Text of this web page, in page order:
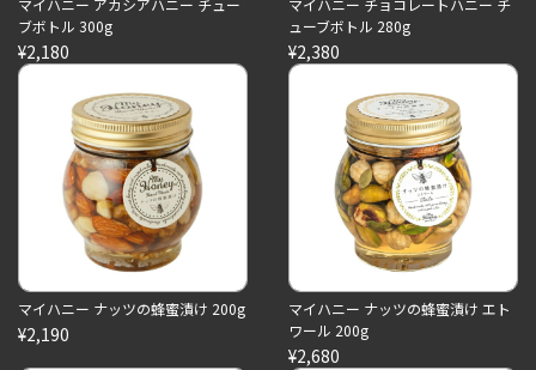
ブボトル 300g
¥2,180
ューブボトル 280g
¥2,380
マイハニー ナッツの蜂蜜漬け 200g
¥2,190
マイハニー ナッツの蜂蜜漬け エト
ワール 200g
¥2,680